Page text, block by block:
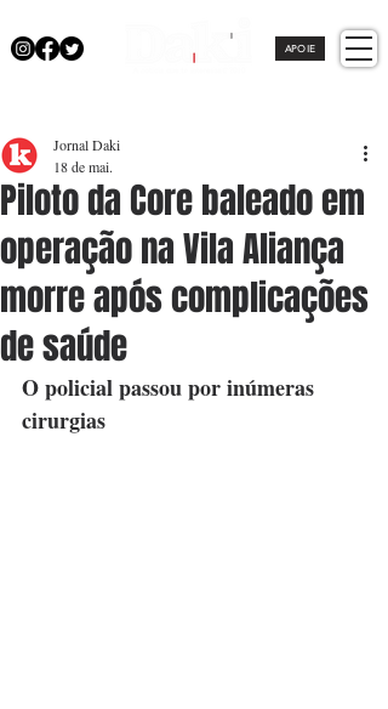
APOIE
Piloto da Core baleado em
operação na Vila Aliança
morre após complicações
de saúde
Jornal Daki
18 de mai.
O policial passou por inúmeras
cirurgias